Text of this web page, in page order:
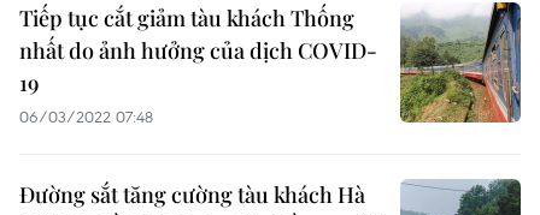
Tiếp tục cắt giảm tàu khách Thống
nhất do ảnh hưởng của dịch COVID-
19
06/03/2022 07:48
Đường sắt tăng cường tàu khách Hà